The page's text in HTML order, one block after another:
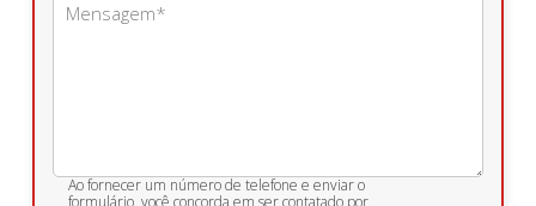
Ao fornecer um número de telefone e enviar o
formulário, você concorda em ser contatado por